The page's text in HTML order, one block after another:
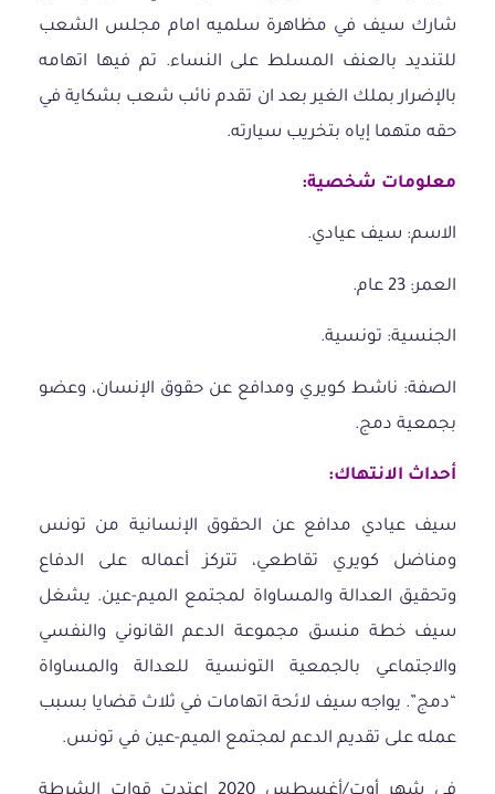
شارك سيف في مظاهرة سلميه امام مجلس الشعب
للتنديد بالعنف المسلط على النساء. تم فيها اتهامه
بالإضرار بملك الغير بعد ان تقدم نائب شعب بشكاية في
حقه متهما إياه بتخريب سيارته.
معلومات شخصية:
الاسم: سيف عيادي.
العمر: 23 عام.
الجنسية: تونسية.
الصفة: ناشط كويري ومدافع عن حقوق الإنسان، وعضو
بجمعية دمج.
أحداث الانتهاك:
سيف عيادي مدافع عن الحقوق الإنسانية من تونس
ومناضل كويري تقاطعي، تتركز أعماله على الدفاع
وتحقيق العدالة والمساواة لمجتمع الميم-عين. يشغل
سيف خطة منسق مجموعة الدعم القانوني والنفسي
والاجتماعي بالجمعية التونسية للعدالة والمساواة
“دمج”. يواجه سيف لائحة اتهامات في ثلاث قضايا بسبب
عمله على تقديم الدعم لمجتمع الميم-عين في تونس.